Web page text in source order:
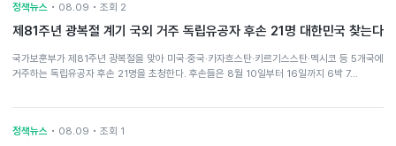
정책뉴스 • 08.09 • 조회 2
제81주년 광복절 계기 국외 거주 독립유공자 후손 21명 대한민국 찾는다
국가보훈부가 제81주년 광복절을 맞아 미국·중국·카자흐스탄·키르기스스탄·멕시코 등 5개국에
거주하는 독립유공자 후손 21명을 초청한다. 후손들은 8월 10일부터 16일까지 6박 7…
정책뉴스 • 08.09 • 조회 1